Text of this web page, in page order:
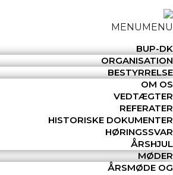
MENUMENU
BUP-DK
ORGANISATION
BESTYRRELSE
OM OS
VEDTÆGTER
REFERATER
HISTORISKE DOKUMENTER
HØRINGSSVAR
ÅRSHJUL
MØDER
ÅRSMØDE OG